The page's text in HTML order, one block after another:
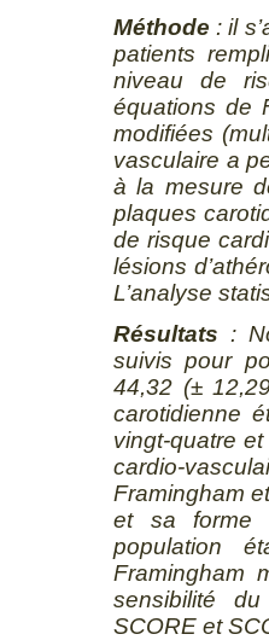
Méthode : il
patients
niveau de
équations de
modifiées
vasculaire a
à la mesure
plaques
de risque
lésions
L’analyse
Résultats :
suivis pour
44,32 (±
carotidienne
vingt-quatre
cardio-
Framingham
et sa forme
population
Framingham
sensibilité
SCORE et